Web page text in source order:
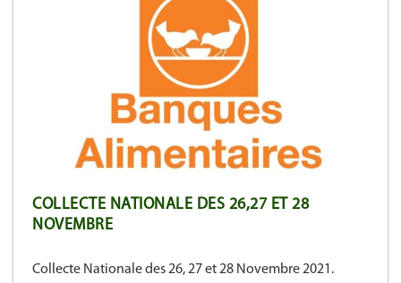
COLLECTE NATIONALE DES 26,27 ET 28
NOVEMBRE
Collecte Nationale des 26, 27 et 28 Novembre 2021.